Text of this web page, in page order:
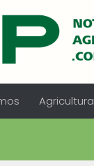
Agricultura